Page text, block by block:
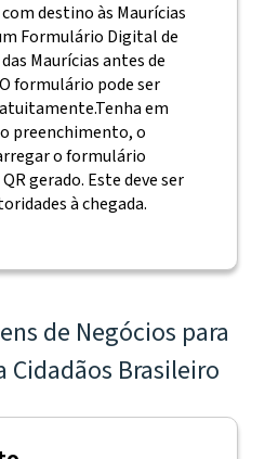
destino às Maurícias
Formulário Digital de
Maurícias antes de
formulário pode ser
Tenha em
preenchimento, o
o formulário
gerado. Este deve ser
à chegada.
de Negócios para
Cidadãos Brasileiro